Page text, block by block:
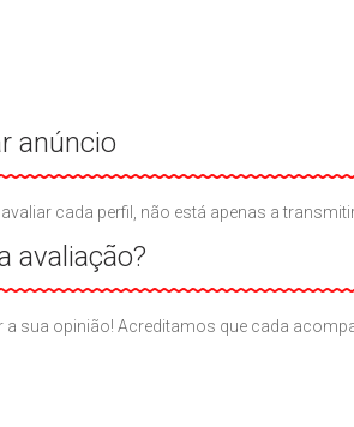
anúncio
cada perfil, não está apenas a
avaliação?
a sua opinião! Acreditamos que cada